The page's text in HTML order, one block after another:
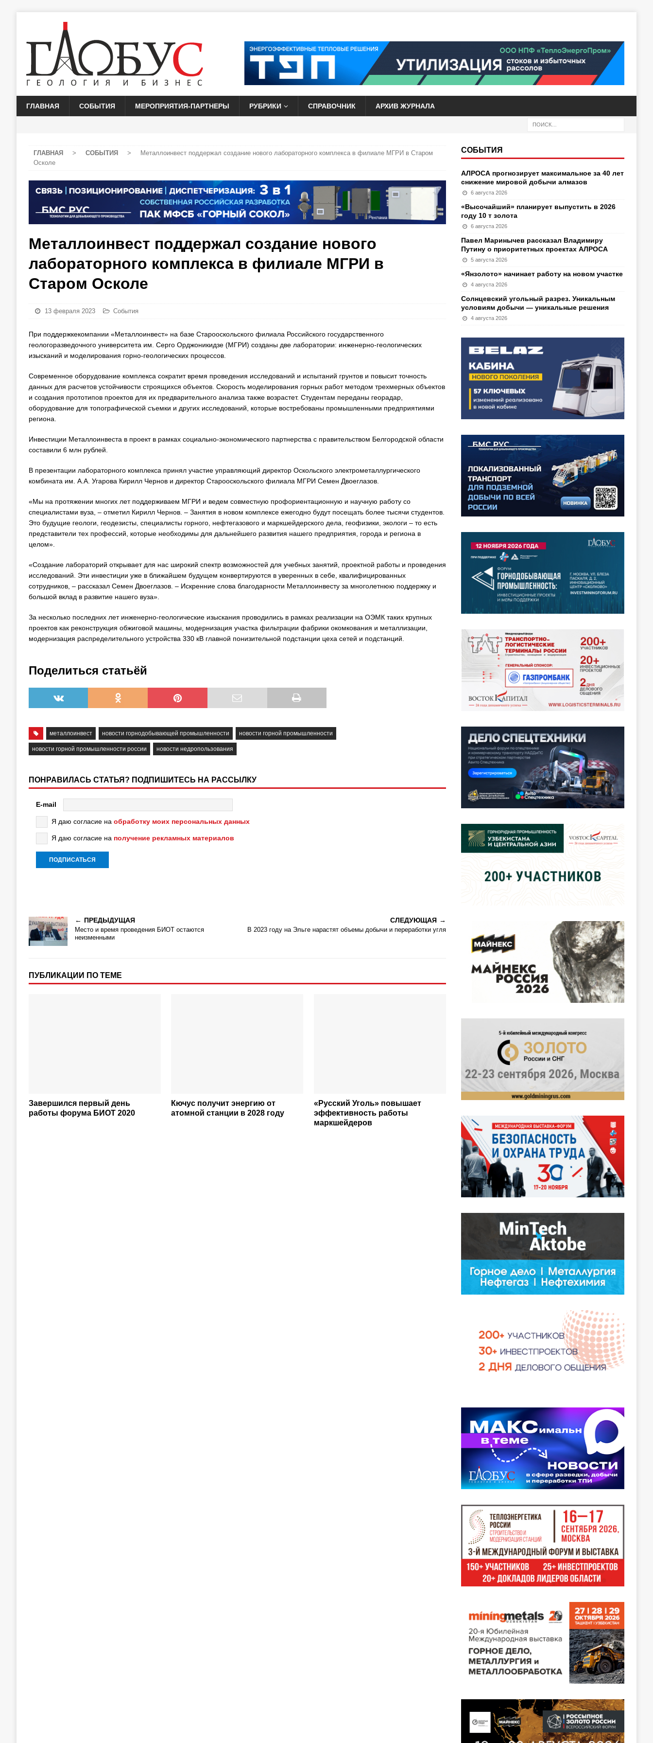
ГЛАВНАЯ СОБЫТИЯ МЕРОПРИЯТИЯ-ПАРТНЕРЫ РУБРИКИ СПРАВОЧНИК АРХИВ ЖУРНАЛА
ГЛАВНАЯ > СОБЫТИЯ >
Металлоинвест поддержал создание нового лабораторного комплекса в филиале МГРИ в Старом
Осколе
Металлоинвест поддержал создание нового
лабораторного комплекса в филиале МГРИ в
Старом Осколе
13 февраля 2023 События
При поддержкекомпании «Металлоинвест» на базе Старооскольского филиала Российского государственного
геологоразведочного университета им. Серго Орджоникидзе (МГРИ) созданы две лаборатории: инженерно-геологических
изысканий и моделирования горно-геологических процессов.
Современное оборудование комплекса сократит время проведения исследований и испытаний грунтов и повысит точность
данных для расчетов устойчивости строящихся объектов. Скорость моделирования горных работ методом трехмерных объектов
и создания прототипов проектов для их предварительного анализа также возрастет. Студентам переданы георадар,
оборудование для топографической съемки и других исследований, которые востребованы промышленными предприятиями
региона.
Инвестиции Металлоинвеста в проект в рамках социально-экономического партнерства с правительством Белгородской области
составили 6 млн рублей.
В презентации лабораторного комплекса принял участие управляющий директор Оскольского электрометаллургического
комбината им. А.А. Угарова Кирилл Чернов и директор Старооскольского филиала МГРИ Семен Двоеглазов.
«Мы на протяжении многих лет поддерживаем МГРИ и ведем совместную профориентационную и научную работу со
специалистами вуза, – отметил Кирилл Чернов. – Занятия в новом комплексе ежегодно будут посещать более тысячи студентов.
Это будущие геологи, геодезисты, специалисты горного, нефтегазового и маркшейдерского дела, геофизики, экологи ­– то есть
представители тех профессий, которые необходимы для дальнейшего развития нашего предприятия, города и региона в
целом».
«Создание лабораторий открывает для нас широкий спектр возможностей для учебных занятий, проектной работы и проведения
исследований. Эти инвестиции уже в ближайшем будущем конвертируются в уверенных в себе, квалифицированных
сотрудников, – рассказал Семен Двоеглазов. – Искренние слова благодарности Металлоинвесту за многолетнюю поддержку и
большой вклад в развитие нашего вуза».
За несколько последних лет инженерно-геологические изыскания проводились в рамках реализации на ОЭМК таких крупных
проектов как реконструкция обжиговой машины, модернизация участка фильтрации фабрики окомкования и металлизации,
модернизация распределительного устройства 330 кВ главной понизительной подстанции цеха сетей и подстанций.
Поделиться статьёй
металлоинвест новости горнодобывающей промышленности новости горной промышленности
новости горной промышленности россии новости недропользования
ПОНРАВИЛАСЬ СТАТЬЯ? ПОДПИШИТЕСЬ НА РАССЫЛКУ
E-mail
Я даю согласие на обработку моих персональных данных
Я даю согласие на получение рекламных материалов
ПРЕДЫДУЩАЯ
Место и время проведения БИОТ остаются
неизменными
СЛЕДУЮЩАЯ
В 2023 году на Эльге нарастят объемы добычи и переработки угля
ПУБЛИКАЦИИ ПО ТЕМЕ
Завершился первый день
работы форума БИОТ 2020
Кючус получит энергию от
атомной станции в 2028 году
«Русский Уголь» повышает
эффективность работы
маркшейдеров
СОБЫТИЯ
АЛРОСА прогнозирует максимальное за 40 лет
снижение мировой добычи алмазов
6 августа 2026
«Высочайший» планирует выпустить в 2026
году 10 т золота
6 августа 2026
Павел Маринычев рассказал Владимиру
Путину о приоритетных проектах АЛРОСА
5 августа 2026
«Янзолото» начинает работу на новом участке
4 августа 2026
Солнцевский угольный разрез. Уникальным
условиям добычи — уникальные решения
4 августа 2026